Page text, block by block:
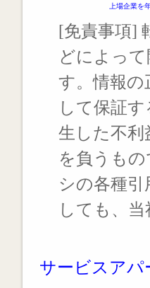
上場企業を
[免責事項]
どによっ
す。情報
して保証
生した不利
を負うも
シの各種
しても、
サービスアパ